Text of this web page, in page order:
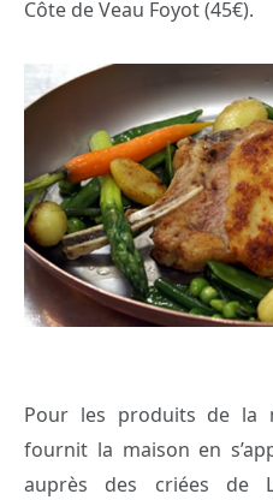
Côte de Veau Foyot (45€).
Pour les produits de la
fournit la maison en
auprès des criées de